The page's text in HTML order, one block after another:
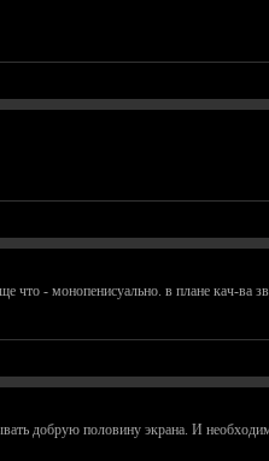
что - монопенисуально. в плане кач-ва
добрую половину экрана. И